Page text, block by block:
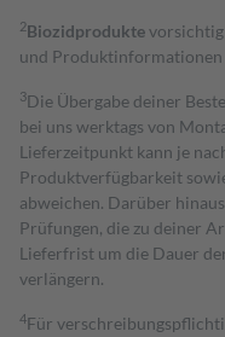
2Biozidprodukte
und Produktinformationen
3Die Übergabe deiner
bei uns werktags von
Lieferzeitpunkt kann je
Produktverfügbarkeit
abweichen. Darüber
Prüfungen, die zu deiner
Lieferfrist um die Dauer
verlängern.
4Für